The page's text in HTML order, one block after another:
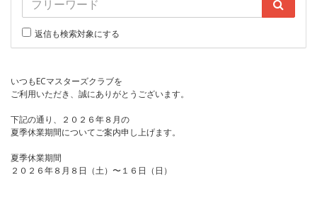
返信も検索対象にする
いつもECマスターズクラブを
ご利用いただき、誠にありがとうございます。
下記の通り、２０２６年８月の
夏季休業期間についてご案内申し上げます。
夏季休業期間
２０２６年８月８日（土）〜１６日（日）